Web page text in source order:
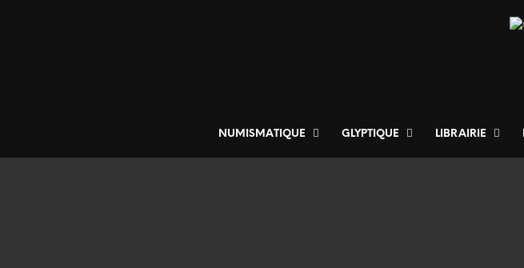
NUMISMATIQUE GLYPTIQUE LIBRAIRIE